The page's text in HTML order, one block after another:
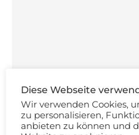
Diese Webseite
Wir verwenden Cookies,
zu personalisieren,
anbieten zu können und